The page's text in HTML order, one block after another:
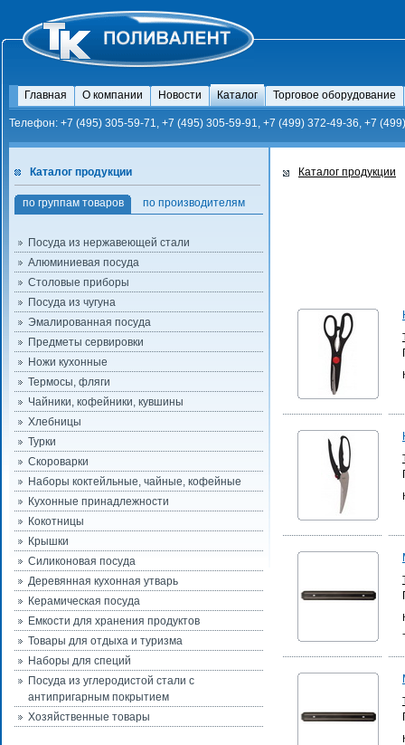
Главная О компании Новости Каталог Торговое оборудование
Телефон: +7 (495) 305-59-71, +7 (495) 305-59-91, +7 (499) 372-49-36, +7
Каталог продукции
по группам товаров по производителям
Посуда из нержавеющей стали
Алюминиевая посуда
Столовые приборы
Посуда из чугуна
Эмалированная посуда
Предметы сервировки
Ножи кухонные
Термосы, фляги
Чайники, кофейники, кувшины
Хлебницы
Турки
Скороварки
Наборы коктейльные, чайные, кофейные
Кухонные принадлежности
Кокотницы
Крышки
Силиконовая посуда
Деревянная кухонная утварь
Керамическая посуда
Емкости для хранения продуктов
Товары для отдыха и туризма
Наборы для специй
Посуда из углеродистой стали с
антипригарным покрытием
Хозяйственные товары
Каталог продукции